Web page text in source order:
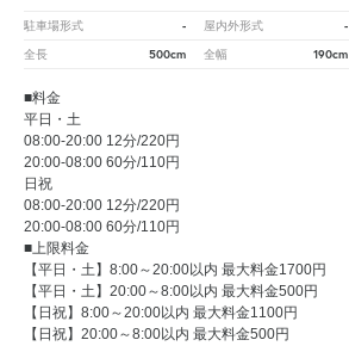
駐車場形式 - 屋内外形式 -
全長 500cm 全幅 190cm
■料金
平日・土
08:00-20:00 12分/220円
20:00-08:00 60分/110円
日祝
08:00-20:00 12分/220円
20:00-08:00 60分/110円
■上限料金
【平日・土】8:00～20:00以内 最大料金1700円
【平日・土】20:00～8:00以内 最大料金500円
【日祝】8:00～20:00以内 最大料金1100円
【日祝】20:00～8:00以内 最大料金500円